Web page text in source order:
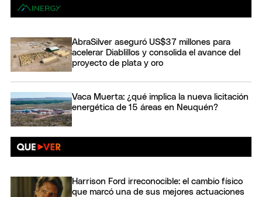
AbraSilver aseguró US$37 millones para
acelerar Diablillos y consolida el avance del
proyecto de plata y oro
Vaca Muerta: ¿qué implica la nueva licitación
energética de 15 áreas en Neuquén?
Harrison Ford irreconocible: el cambio físico
que marcó una de sus mejores actuaciones